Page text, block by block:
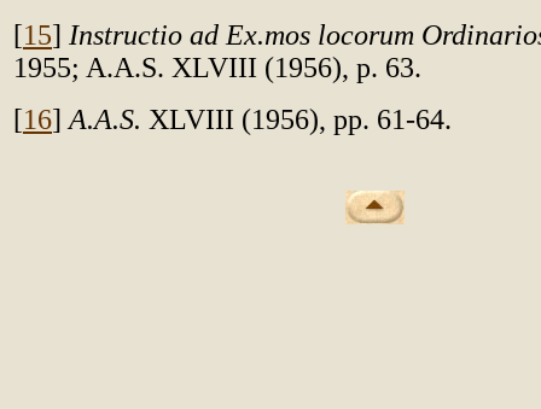
[15] Instructio ad Ex.mos locorum
1955; A.A.S. XLVIII (1956), p. 63.
[16] A.A.S. XLVIII (1956), pp. 61-64.